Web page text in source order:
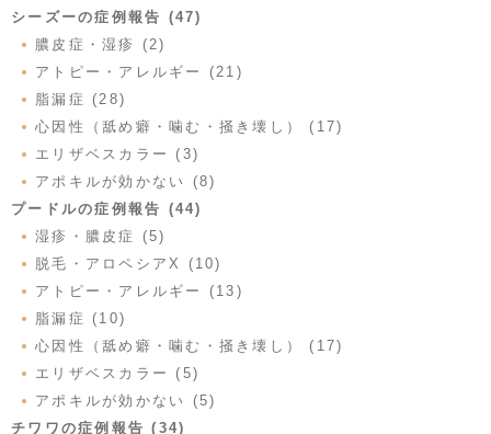
シーズーの症例報告 (47)
膿皮症・湿疹 (2)
アトピー・アレルギー (21)
脂漏症 (28)
心因性（舐め癖・噛む・掻き壊し） (17)
エリザベスカラー (3)
アポキルが効かない (8)
プードルの症例報告 (44)
湿疹・膿皮症 (5)
脱毛・アロペシアX (10)
アトピー・アレルギー (13)
脂漏症 (10)
心因性（舐め癖・噛む・掻き壊し） (17)
エリザベスカラー (5)
アポキルが効かない (5)
チワワの症例報告 (34)